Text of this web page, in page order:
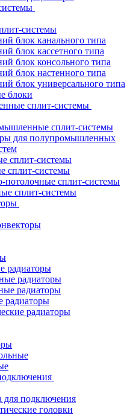
системы
блок канального типа
блок кассетного типа
блок консольного типа
блок настенного типа
блок универсального типа
блоки
сплит-системы
сплит-системы
для полупромышленных
сплит-системы
сплит-системы
потолочные сплит-системы
сплит-системы
радиаторы
радиаторы
радиаторы
радиаторы
радиаторы
для подключения
головки